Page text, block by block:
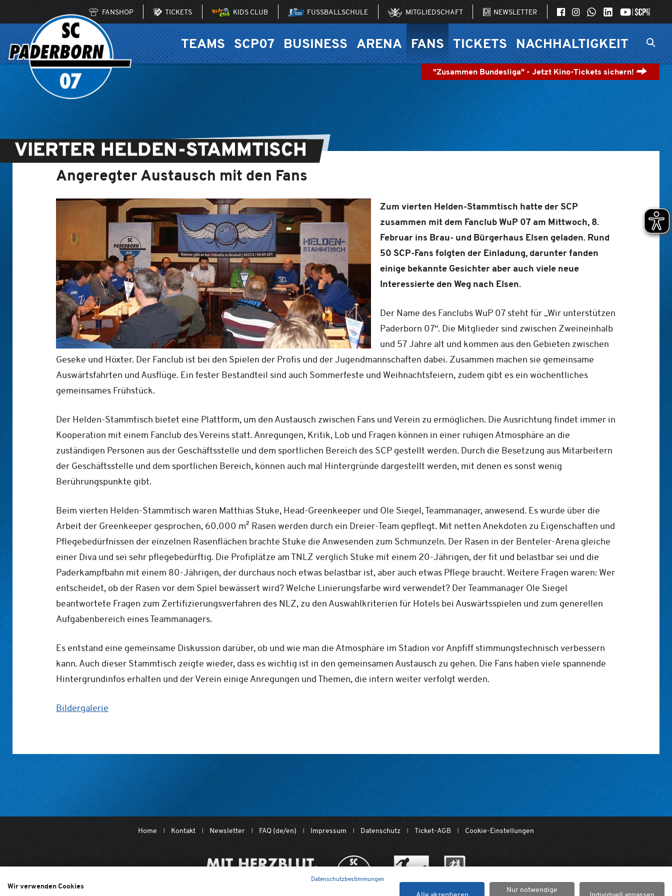
FANSHOP TICKETS KIDS CLUB FUSSBALLSCHULE MITGLIEDSCHAFT NEWSLETTER SCP07 AUF FACEBOOK
SCP07 AUF INSTAGRAM
SCP07 AUF WHATSAPP
LINKEDIN SCP07
TEAMS SCP07 BUSINESS ARENA FANS TICKETS NACHHALTIGKEIT
"Zusammen Bundesliga" - Jetzt Kino-Tickets sichern!
VIERTER HELDEN-STAMMTISCH
Angeregter Austausch mit den Fans
Zum vierten Helden-Stammtisch hatte der SCP
zusammen mit dem Fanclub WuP 07 am Mittwoch, 8.
Februar ins Brau- und Bürgerhaus Elsen geladen. Rund
50 SCP-Fans folgten der Einladung, darunter fanden
einige bekannte Gesichter aber auch viele neue
Interessierte den Weg nach Elsen.
Der Name des Fanclubs WuP 07 steht für „Wir unterstützen
Paderborn 07“. Die Mitglieder sind zwischen Zweineinhalb
und 57 Jahre alt und kommen aus den Gebieten zwischen
Geseke und Höxter. Der Fanclub ist bei den Spielen der Profis und der Jugendmannschaften dabei. Zusammen machen sie gemeinsame
Auswärtsfahrten und Ausflüge. Ein fester Bestandteil sind auch Sommerfeste und Weihnachtsfeiern, zudem gibt es ein wöchentliches
gemeinsames Frühstück.
Der Helden-Stammtisch bietet eine Plattform, um den Austausch zwischen Fans und Verein zu ermöglichen. Die Ausrichtung findet immer in
Kooperation mit einem Fanclub des Vereins statt. Anregungen, Kritik, Lob und Fragen können in einer ruhigen Atmosphäre an die
zuständigen Personen aus der Geschäftsstelle und dem sportlichen Bereich des SCP gestellt werden. Durch die Besetzung aus Mitarbeitern
der Geschäftsstelle und dem sportlichen Bereich, können auch mal Hintergründe dargestellt werden, mit denen es sonst wenig
Berührungspunkte gibt.
Beim vierten Helden-Stammtisch waren Matthias Stuke, Head-Greenkeeper und Ole Siegel, Teammanager, anwesend. Es wurde über die
Arbeit der Greenkeeper gesprochen, 60.000 m² Rasen werden durch ein Dreier-Team gepflegt. Mit netten Anekdoten zu Eigenschaften und
Pflegebedürfnissen der einzelnen Rasenflächen brachte Stuke die Anwesenden zum Schmunzeln. Der Rasen in der Benteler-Arena gleiche
einer Diva und sei sehr pflegebedürftig. Die Profiplätze am TNLZ verglich Stuke mit einem 20-Jährigen, der fit und belastbar sei und die
Paderkampfbahn mit einem 80-Jährigen, der durchaus noch etwas belastbar ist, aber auch etwas Pflege braucht. Weitere Fragen waren: Wer
entscheidet, ob der Rasen vor dem Spiel bewässert wird? Welche Linierungsfarbe wird verwendet? Der Teammanager Ole Siegel
beantwortete Fragen zum Zertifizierungsverfahren des NLZ, zu den Auswahlkriterien für Hotels bei Auswärtsspielen und zum generellen
Aufgabenbereich eines Teammanagers.
Es entstand eine gemeinsame Diskussion darüber, ob und wie man die Atmosphäre im Stadion vor Anpfiff stimmungstechnisch verbessern
kann. Auch dieser Stammtisch zeigte wieder, dass es wichtig ist in den gemeinsamen Austausch zu gehen. Die Fans haben viele spannende
Hintergrundinfos erhalten und der Verein einige Anregungen und Themen, die intern weiter verfolgt werden.
Bildergalerie
Home Kontakt Newsletter FAQ (de/en) Impressum Datenschutz Ticket-AGB Cookie-Einstellungen
Datenschutzbestimmungen
Wir verwenden Cookies
Nur notwendige